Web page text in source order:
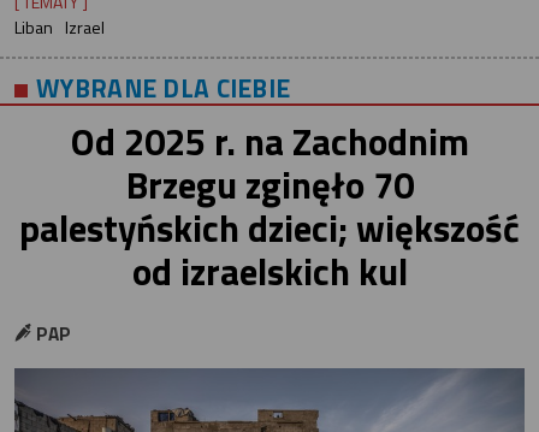
Liban Izrael
WYBRANE DLA CIEBIE
Od 2025 r. na Zachodnim
Brzegu zginęło 70
palestyńskich dzieci; większość
od izraelskich kul
PAP